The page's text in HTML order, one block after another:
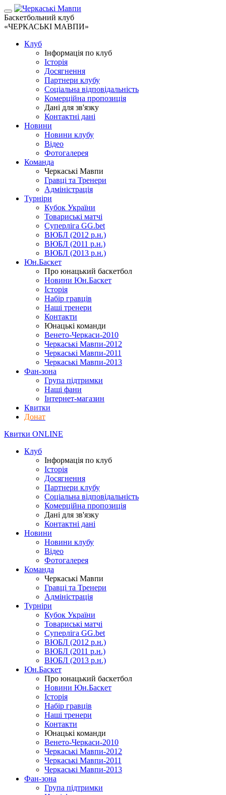
Баскетбольний клуб
«ЧЕРКАСЬКІ МАВПИ»
Клуб
Інформація по клуб
Історія
Досягнення
Партнери клубу
Соціальна відповідальність
Комерційна пропозиція
Дані для зв'язку
Контактні дані
Новини
Новини клубу
Відео
Фотогалерея
Команда
Черкаські Мавпи
Гравці та Тренери
Адміністрація
Турніри
Кубок України
Товариські матчі
Суперліга GG.bet
ВЮБЛ (2012 р.н.)
ВЮБЛ (2011 р.н.)
ВЮБЛ (2013 р.н.)
Юн.Баскет
Про юнацький баскетбол
Новини Юн.Баскет
Історія
Набір гравців
Наші тренери
Контакти
Юнацькі команди
Венето-Черкаси-2010
Черкаські Мавпи-2012
Черкаські Мавпи-2011
Черкаські Мавпи-2013
Фан-зона
Група підтримки
Наші фани
Інтернет-магазин
Квитки
Донат
Квитки ONLINE
Клуб
Інформація по клуб
Історія
Досягнення
Партнери клубу
Соціальна відповідальність
Комерційна пропозиція
Дані для зв'язку
Контактні дані
Новини
Новини клубу
Відео
Фотогалерея
Команда
Черкаські Мавпи
Гравці та Тренери
Адміністрація
Турніри
Кубок України
Товариські матчі
Суперліга GG.bet
ВЮБЛ (2012 р.н.)
ВЮБЛ (2011 р.н.)
ВЮБЛ (2013 р.н.)
Юн.Баскет
Про юнацький баскетбол
Новини Юн.Баскет
Історія
Набір гравців
Наші тренери
Контакти
Юнацькі команди
Венето-Черкаси-2010
Черкаські Мавпи-2012
Черкаські Мавпи-2011
Черкаські Мавпи-2013
Фан-зона
Група підтримки